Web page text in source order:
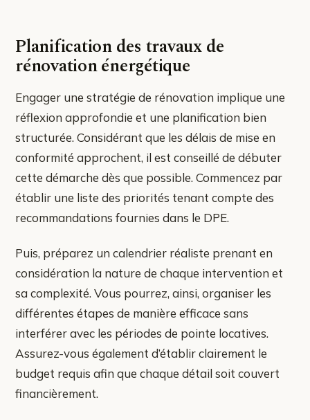
Planification des travaux de
rénovation énergétique
Engager une stratégie de rénovation implique une
réflexion approfondie et une planification bien
structurée. Considérant que les délais de mise en
conformité approchent, il est conseillé de débuter
cette démarche dès que possible. Commencez par
établir une liste des priorités tenant compte des
recommandations fournies dans le DPE.
Puis, préparez un calendrier réaliste prenant en
considération la nature de chaque intervention et
sa complexité. Vous pourrez, ainsi, organiser les
différentes étapes de manière efficace sans
interférer avec les périodes de pointe locatives.
Assurez-vous également d’établir clairement le
budget requis afin que chaque détail soit couvert
financièrement.